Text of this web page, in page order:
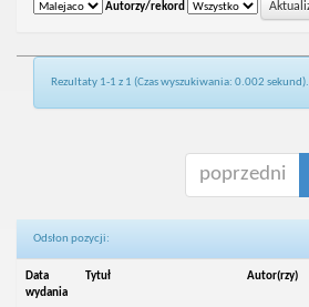
Autorzy/rekord
Rezultaty 1-1 z 1 (Czas wyszukiwania: 0.002 sekund).
poprzedni
Odsłon pozycji:
Data
wydania
Tytuł Autor(rzy)